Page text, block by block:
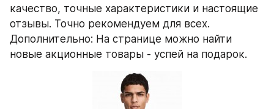
качество, точные характеристики и настоящие
отзывы. Точно рекомендуем для всех.
Дополнительно: На странице можно найти
новые акционные товары - успей на подарок.